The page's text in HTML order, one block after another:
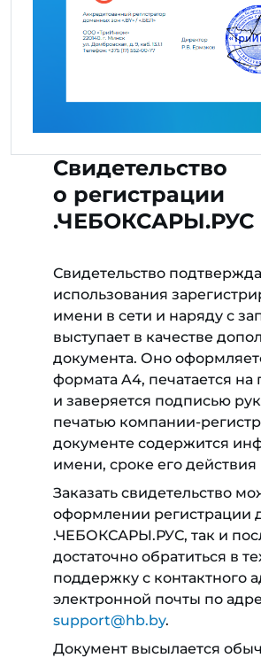
Свидетельство
о регистрации
.ЧЕБОКСАРЫ.РУС
Свидетельство
использования
имени в сети и наряду с
выступает в качестве
документа. Оно
формата A4, печатается на
и заверяется подписью
печатью компании-
документе содержится
имени, сроке его действия
Заказать свидетельство
оформлении регистрации
.ЧЕБОКСАРЫ.РУС, так и
достаточно обратиться в
поддержку с контактного
электронной почты по
support@hb.by.
Документ высылается